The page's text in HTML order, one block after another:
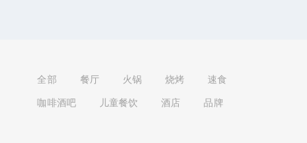
全部 餐厅 火锅 烧烤
速食
咖啡酒吧
儿童餐饮 酒店 品牌